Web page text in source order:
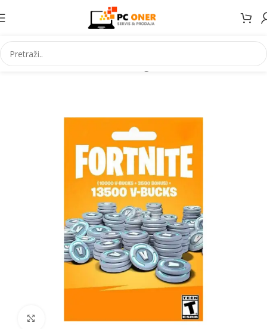
Početna Informatika Racunari Digitalni kodovi
Click to enlarge